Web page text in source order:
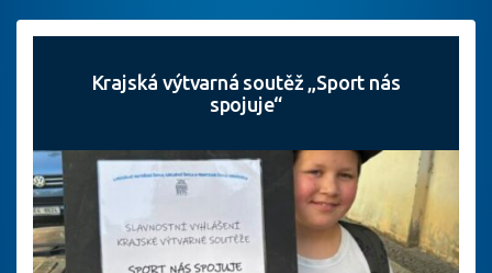
Krajská výtvarná soutěž „Sport nás
spojuje“